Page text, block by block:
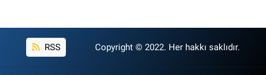
RSS Copyright © 2022. Her hakkı saklıdır.